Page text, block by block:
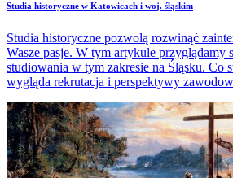
Studia historyczne w Katowicach i woj. śląskim
Studia historyczne pozwolą rozwinąć
Wasze pasje. W tym artykule przyglądamy
studiowania w tym zakresie na Śląsku. Co
wygląda rekrutacja i perspektywy